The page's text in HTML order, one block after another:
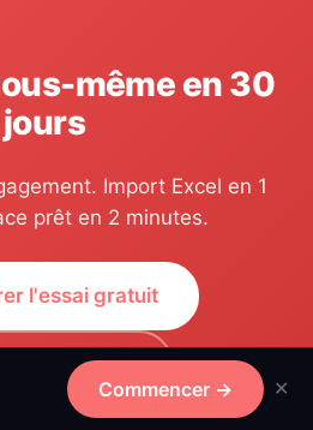
même en 30
jours
Import Excel en 1
prêt en 2 minutes.
l'essai gratuit
à un expert
Commencer → ✕